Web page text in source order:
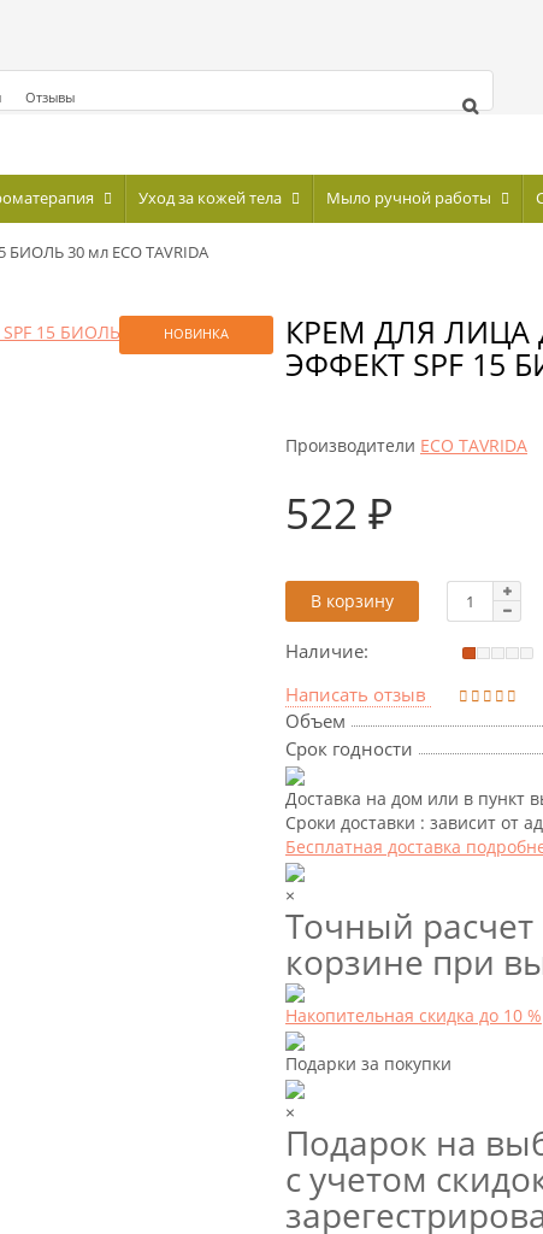
Отзывы
Уход за кожей тела Мыло ручной работы
БИОЛЬ 30 мл ECO TAVRIDA
НОВИНКА КРЕМ ДЛЯ ЛИЦА
ЭФФЕКТ SPF 15
Производители ECO TAVRIDA
522 ₽
В корзину
Наличие:
Написать отзыв
Объем
Срок годности
Доставка на дом или в пункт
Сроки доставки : зависит от
Бесплатная доставка
×
Точный расчет
корзине при
Накопительная скидка до 10 %
Подарки за покупки
×
Подарок на
с учетом